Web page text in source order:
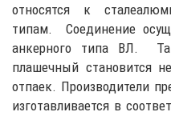
относятся к
типам. Соединение
анкерного типа ВЛ.
плашечный становится
отпаек. Производители
изготавливается в